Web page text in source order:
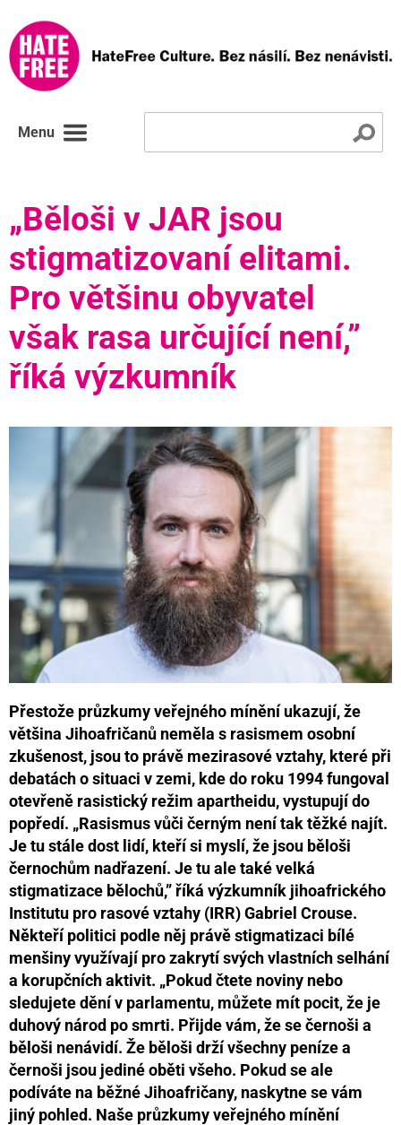
Menu
„Běloši v JAR jsou
stigmatizovaní elitami.
Pro většinu obyvatel
však rasa určující není,”
říká výzkumník
Přestože průzkumy veřejného mínění ukazují, že
většina Jihoafričanů neměla s rasismem osobní
zkušenost, jsou to právě mezirasové vztahy, které při
debatách o situaci v zemi, kde do roku 1994 fungoval
otevřeně rasistický režim apartheidu, vystupují do
popředí. „Rasismus vůči černým není tak těžké najít.
Je tu stále dost lidí, kteří si myslí, že jsou běloši
černochům nadřazení. Je tu ale také velká
stigmatizace bělochů,” říká výzkumník jihoafrického
Institutu pro rasové vztahy (IRR) Gabriel Crouse.
Někteří politici podle něj právě stigmatizaci bílé
menšiny využívají pro zakrytí svých vlastních selhání
a korupčních aktivit. „Pokud čtete noviny nebo
sledujete dění v parlamentu, můžete mít pocit, že je
duhový národ po smrti. Přijde vám, že se černoši a
běloši nenávidí. Že běloši drží všechny peníze a
černoši jsou jediné oběti všeho. Pokud se ale
podíváte na běžné Jihoafričany, naskytne se vám
jiný pohled. Naše průzkumy veřejného mínění